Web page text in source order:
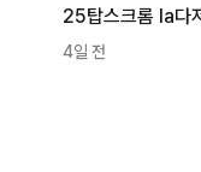
4일 전